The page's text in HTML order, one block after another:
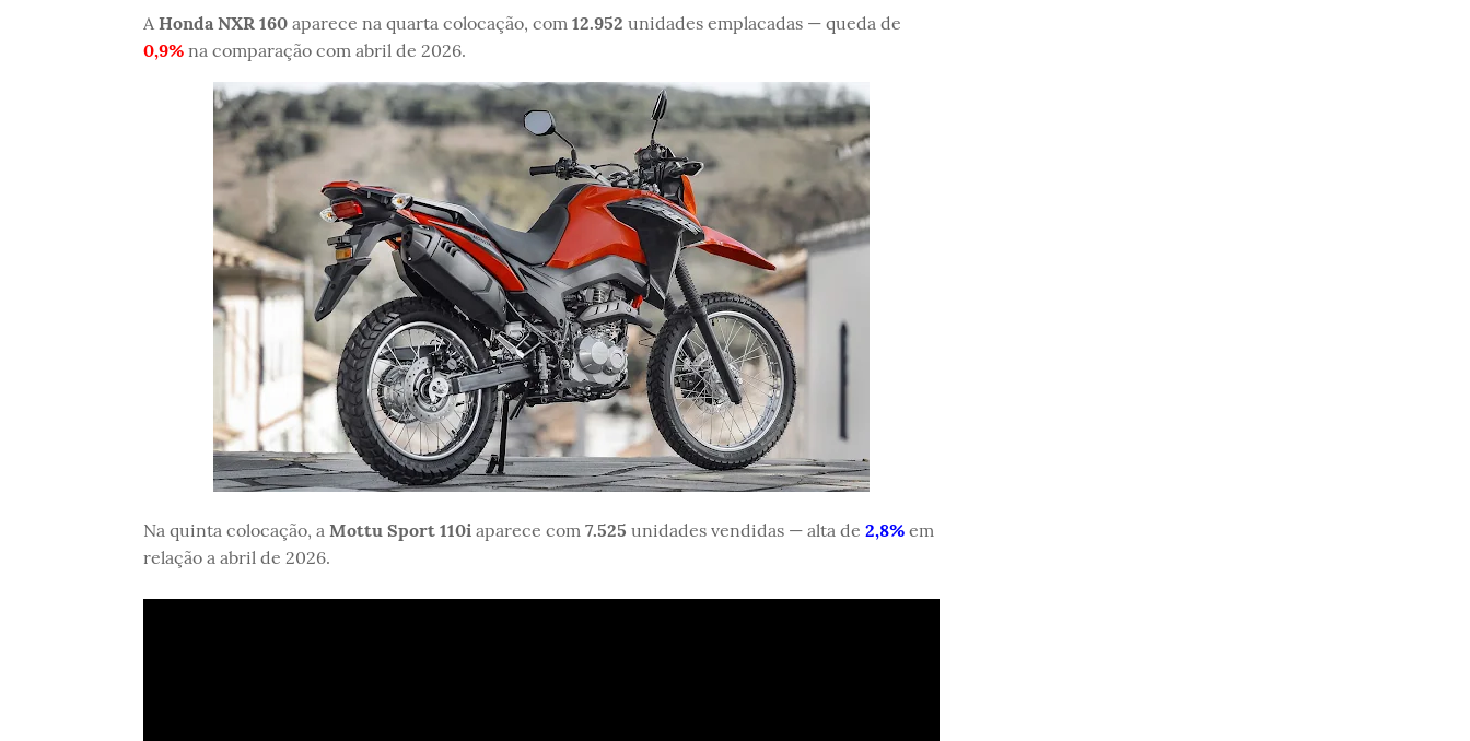
A Honda NXR 160aparece na quarta colocação, com 12.952 unidades emplacadas — queda de
0,9%na comparação com abril de 2026.
Na quinta colocação, a Mottu Sport 110iaparece com 7.525 unidades vendidas — alta de 2,8%em
relação a abril de 2026.